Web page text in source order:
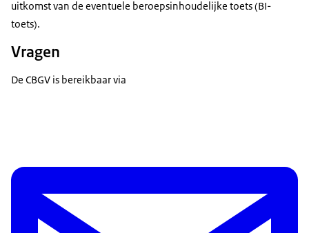
uitkomst van de eventuele beroepsinhoudelijke toets (BI-
toets).
Vragen
De CBGV is bereikbaar via